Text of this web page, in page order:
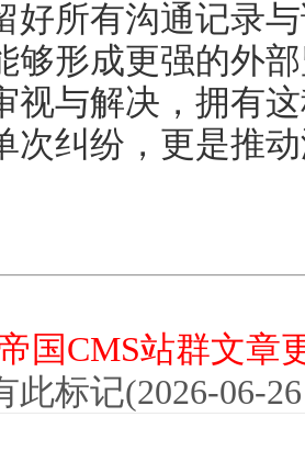
好所有沟通记录
够形成更强的外
视与解决，拥有
次纠纷，更是推
国CMS站群文章
此标记(2026-06-